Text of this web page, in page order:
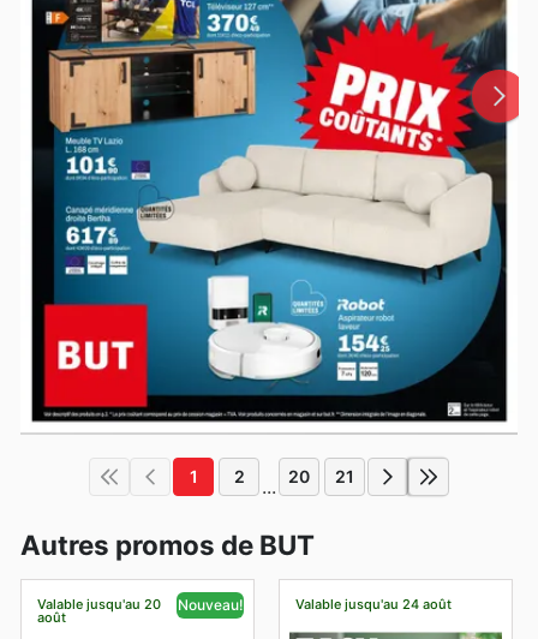
1 2 ... 20 21
Autres promos de BUT
Valable jusqu'au 20
août
Nouveau! Valable jusqu'au 24 août